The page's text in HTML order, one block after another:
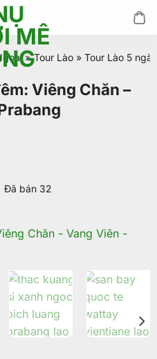
» Tour Lào » Tour Lào 5
Viêng Chăn –
Đã bán 32